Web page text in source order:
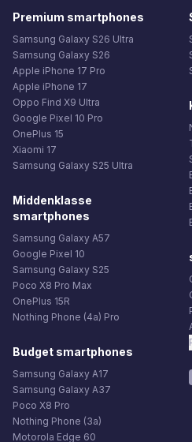
Premium smartphones
Samsung Galaxy S26 Ultra
Samsung Galaxy S26
Apple iPhone 17 Pro
Apple iPhone 17
Oppo Find X9 Ultra
Google Pixel 10 Pro
OnePlus 15
Xiaomi 17
Samsung Galaxy S25 Ultra
Middenklasse
smartphones
Samsung Galaxy A57
Google Pixel 10
Samsung Galaxy S25
Poco X8 Pro Max
OnePlus 15R
Nothing Phone (4a) Pro
Budget smartphones
Samsung Galaxy A17
Samsung Galaxy A37
Poco X8 Pro
Nothing Phone (3a)
Motorola Edge 60